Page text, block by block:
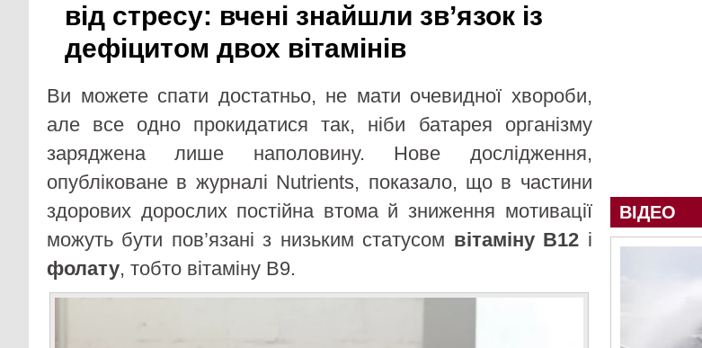
від стресу: вчені знайшли зв’язок із
дефіцитом двох вітамінів
Ви можете спати достатньо, не мати очевидної хвороби,
але все одно прокидатися так, ніби батарея організму
заряджена лише наполовину. Нове дослідження,
опубліковане в журналі Nutrients, показало, що в частини
здорових дорослих постійна втома й зниження мотивації
можуть бути пов’язані з низьким статусом вітаміну B12 і
фолату, тобто вітаміну B9.
ВІДЕО